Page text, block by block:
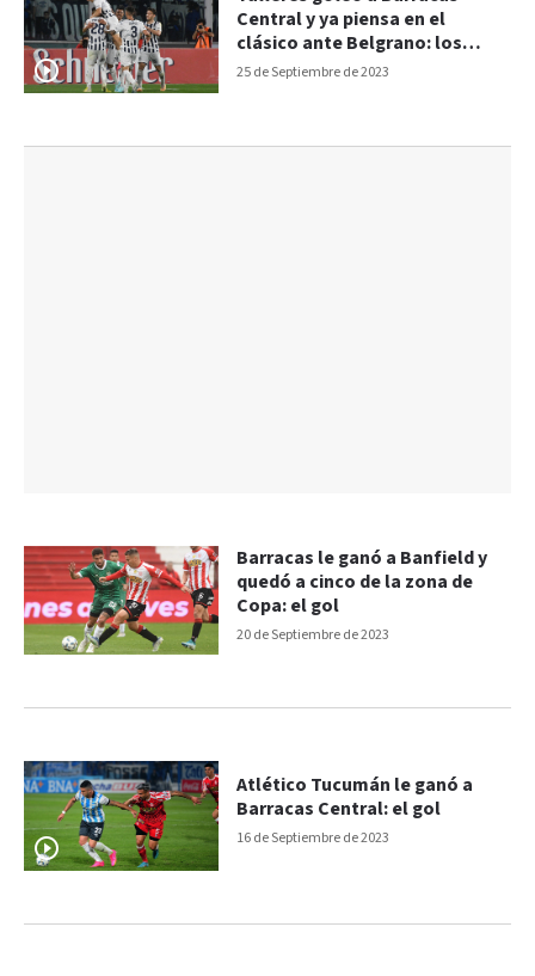
25 de Septiembre de 2023
Central y ya piensa en el
clásico ante Belgrano: los
goles
20 de Septiembre de 2023
Barracas le ganó a Banfield y
quedó a cinco de la zona de
Copa: el gol
16 de Septiembre de 2023
Atlético Tucumán le ganó a
Barracas Central: el gol